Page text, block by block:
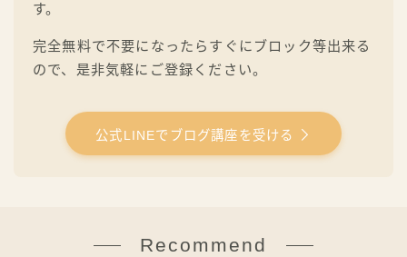
す。
完全無料で不要になったらすぐにブロック等出来る
ので、是非気軽にご登録ください。
公式LINEでブログ講座を受ける
Recommend